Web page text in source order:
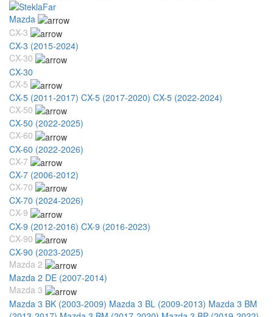
Mazda
CX-3
CX-3 (2015-2024)
CX-30
CX-30
CX-5
CX-5 (2011-2017) CX-5 (2017-2020) CX-5 (2022-2024)
CX-50
CX-50 (2022-2025)
CX-60
CX-60 (2022-2026)
CX-7
CX-7 (2006-2012)
CX-70
CX-70 (2024-2026)
CX-9
CX-9 (2012-2016) CX-9 (2016-2023)
CX-90
CX-90 (2023-2025)
Mazda 2
Mazda 2 DE (2007-2014)
Mazda 3
Mazda 3 BK (2003-2009) Mazda 3 BL (2009-2013) Mazda 3 BM